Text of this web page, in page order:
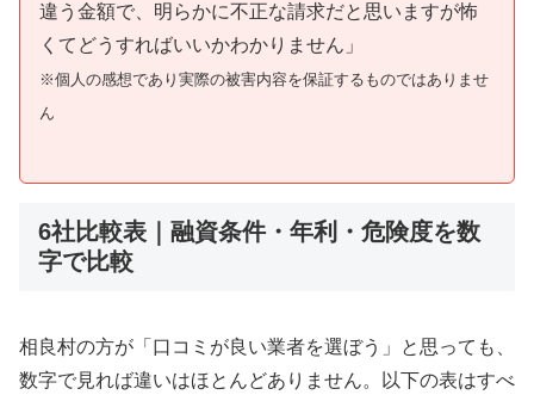
違う金額で、明らかに不正な請求だと思いますが怖
くてどうすればいいかわかりません」
※個人の感想であり実際の被害内容を保証するものではありませ
ん
6社比較表｜融資条件・年利・危険度を数
字で比較
相良村の方が「口コミが良い業者を選ぼう」と思っても、
数字で見れば違いはほとんどありません。以下の表はすべ